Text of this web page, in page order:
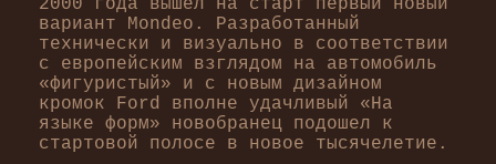
2000 года вышел на старт первый новый
вариант Mondeo. Разработанный
технически и визуально в соответствии
с европейским взглядом на автомобиль
«фигуристый» и с новым дизайном
кромок Ford вполне удачливый «На
языке форм» новобранец подошел к
стартовой полосе в новое тысячелетие.